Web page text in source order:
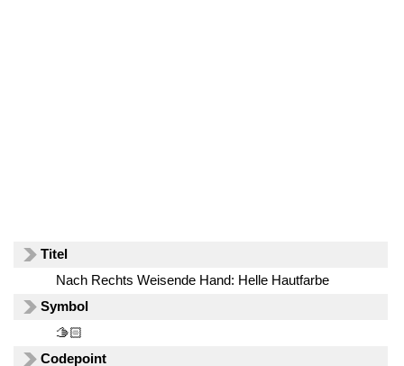
Titel
Nach Rechts Weisende Hand: Helle Hautfarbe
Symbol
🫱🏻
Codepoint